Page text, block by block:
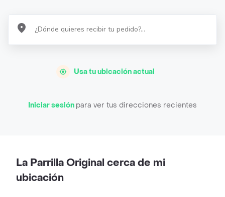
Usa tu ubicación actual
Iniciar sesión para ver tus direcciones recientes
La Parrilla Original cerca de mi
ubicación